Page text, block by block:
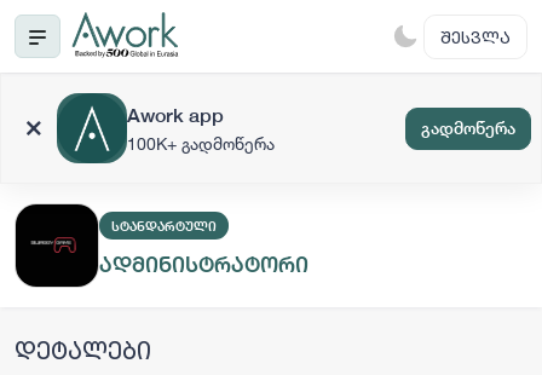
ᲨᲔᲡᲕᲚᲐ
Awork app
100K+ გადმოწერა
გადმოწერა
ᲡᲢᲐᲜᲓᲐᲠᲢᲣᲚᲘ
ადმინისტრატორი
დეტალები